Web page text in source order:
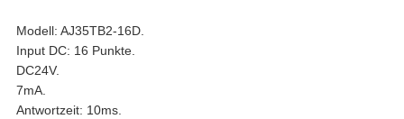
Modell: AJ35TB2-16D.
Input DC: 16 Punkte.
DC24V.
7mA.
Antwortzeit: 10ms.